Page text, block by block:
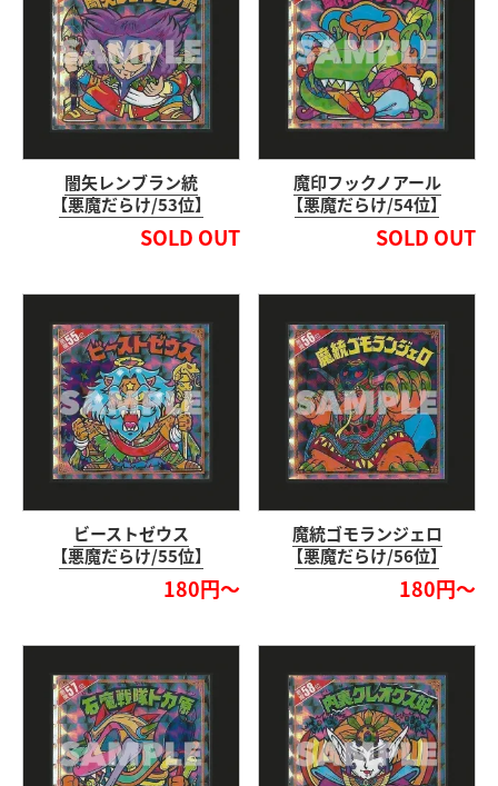
闇矢レンブラン統
【悪魔だらけ/53位】
SOLD OUT
魔印フックノアール
【悪魔だらけ/54位】
SOLD OUT
ビーストゼウス
【悪魔だらけ/55位】
180円～
魔統ゴモランジェロ
【悪魔だらけ/56位】
180円～